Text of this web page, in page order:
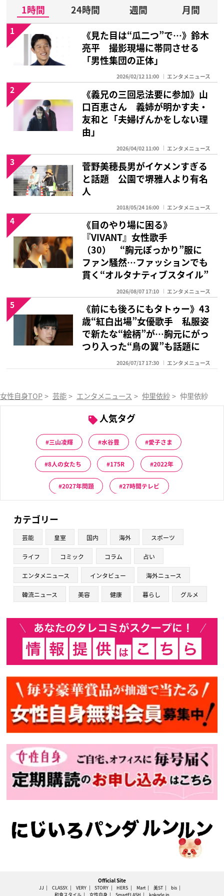
1時間 24時間 週間
月間
《見た目は“瓜二つ”で…》鈴木
亮平 撮影現場に帯同させる
「男性集団の正体」
2026/02/12 11:00 エンタメニュース
1
《義兄の三回忌法要に参加》山
口百恵さん 義姉が明かす夫・
友和と「夫婦げんかをしない理
由」
2026/04/02 11:00 エンタメニュース
2
菅野美穂長男がイケメンすぎる
と話題 公園で堺雅人より有名
人
2018/05/24 16:00 エンタメニュース
3
《目のやり場に困る》
『VIVANT』女性歌手
（30） “胸元ぽっかり”服に
ファン騒然…ファッションでも
貫く“オルタナティブスタイル”
2026/08/07 17:10 エンタメニュース
4
《前にも後ろにもタトゥー》43
歳“紅白出場”女優歌手 私服姿
で新たな“絵柄”が…胸元にがっ
つり入った“鳥の翼”も話題に
2026/07/17 17:30 エンタメニュース
5
女性自身TOP > 芸能 > エンタメニュース > 仲里依紗 > 仲里依紗 ブ
人気タグ
三山凌輝 水谷豊 愛子さま
8人の女たち 175R 2022年
2027年問題 27時間テレビ
カテゴリー
芸能 皇室 国内 海外 スポーツ
ライフ コミック コラム 占い
エンタメニュース インタビュー 海外ニュース
韓流ニュース 美容 健康 暮らし グルメ
Official Site
JJ CLASSY. VERY STORY HERS Mart 美ST
bis
和食スタイル
女性自身 SmartFLASH kokode.jp